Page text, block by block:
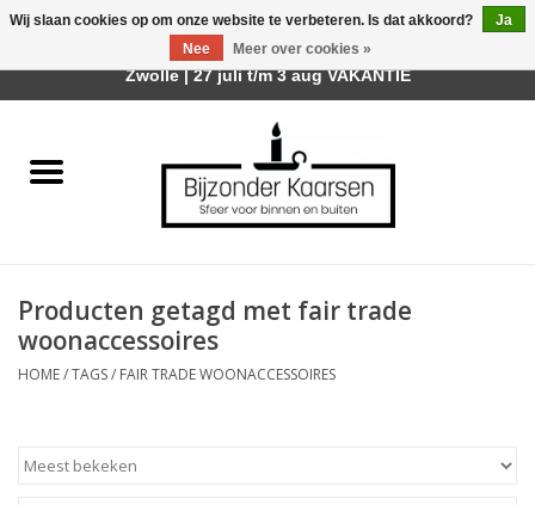
Räder Design Stories
Geurkaarsen
Tafelhaarden
Producten getagd met fair trade
woonaccessoires
HOME/TAGS/ FAIR TRADE WOONACCESSOIRES
Wij slaan cookies op om onze website te verbeteren. Is dat akkoord?
Ja
Nee
Meer over cookies »
Afhalen is mogelijk bij mijn winkel Trotz | Belvederelaan 107
Zwolle | 27 juli t/m 3 aug VAKANTIE